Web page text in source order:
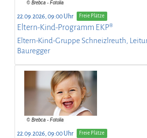
22.09.2026, 09:00 Uhr Freie Plätze
Eltern-Kind-Programm EKP®
Eltern-Kind-Gruppe Schneizlreuth,
Bauregger
22.09.2026, 09:00 Uhr Freie Plätze